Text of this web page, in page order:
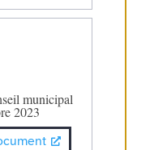
municipal
2023